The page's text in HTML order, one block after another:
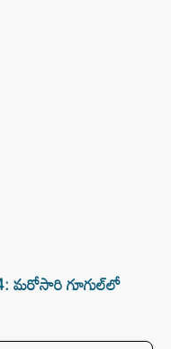
మరోసారి గూగుల్‌లో